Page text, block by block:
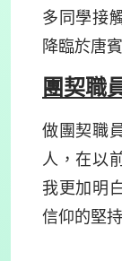
多同學接
降臨於唐
團契職
做團契職
人，在以
我更加明
信仰的堅